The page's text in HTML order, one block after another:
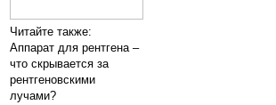
Читайте также:
Аппарат для рентгена –
что скрывается за
рентгеновскими
лучами?